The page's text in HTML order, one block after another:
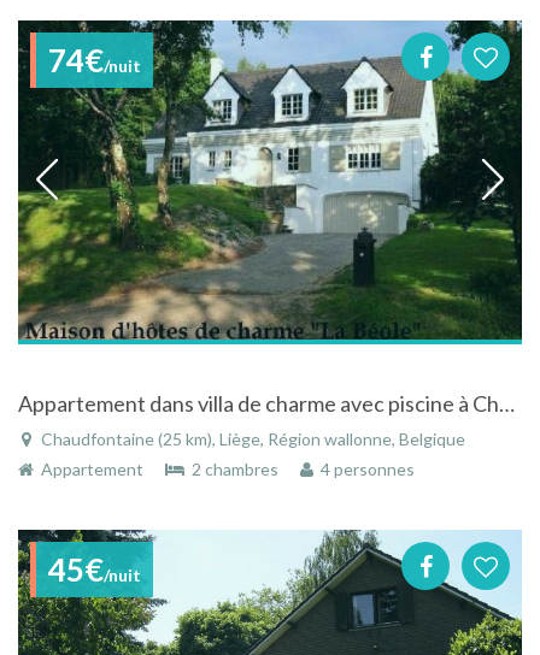
74€/nuit
Appartement dans villa de charme avec piscine à Chaudfontaine
Chaudfontaine (25 km), Liège, Région wallonne, Belgique
Appartement
2 chambres 4 personnes
45€/nuit